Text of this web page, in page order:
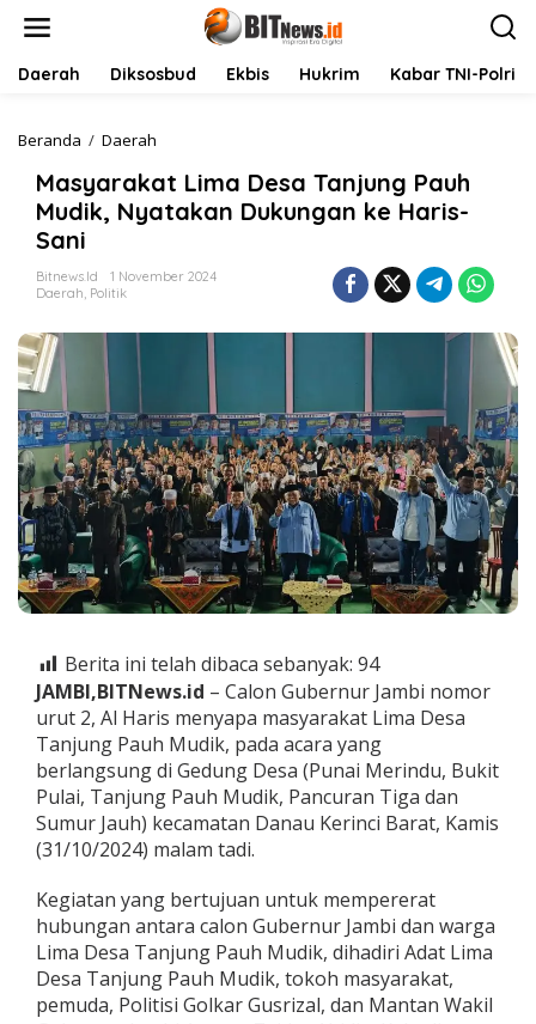
Daerah Diksosbud Ekbis Hukrim Kabar TNI-Polri
Beranda / Daerah
s
y
a
a
t
a
D
e
s
a
a
n
j
u
g
P
a
u
h
M
d
i
k
N
y
a
t
a
k
Masyarakat Lima Desa Tanjung Pauh
Mudik, Nyatakan Dukungan ke Haris-
Sani
Bitnews.id
1 November 2024
Daerah, Politik
Berita ini telah dibaca sebanyak: 94
JAMBI,BITNews.id – Calon Gubernur Jambi nomor
urut 2, Al Haris menyapa masyarakat Lima Desa
Tanjung Pauh Mudik, pada acara yang
berlangsung di Gedung Desa (Punai Merindu, Bukit
Pulai, Tanjung Pauh Mudik, Pancuran Tiga dan
Sumur Jauh) kecamatan Danau Kerinci Barat, Kamis
(31/10/2024) malam tadi.
Kegiatan yang bertujuan untuk mempererat
hubungan antara calon Gubernur Jambi dan warga
Lima Desa Tanjung Pauh Mudik, dihadiri Adat Lima
Desa Tanjung Pauh Mudik, tokoh masyarakat,
pemuda, Politisi Golkar Gusrizal, dan Mantan Wakil